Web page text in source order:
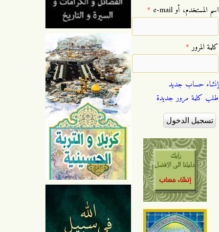
‏اسم المستخدم، أو e-mail ‏ *
‏كلمة المرور ‏*
إنشاء حساب جديد
طلب كلمة مرور جديدة